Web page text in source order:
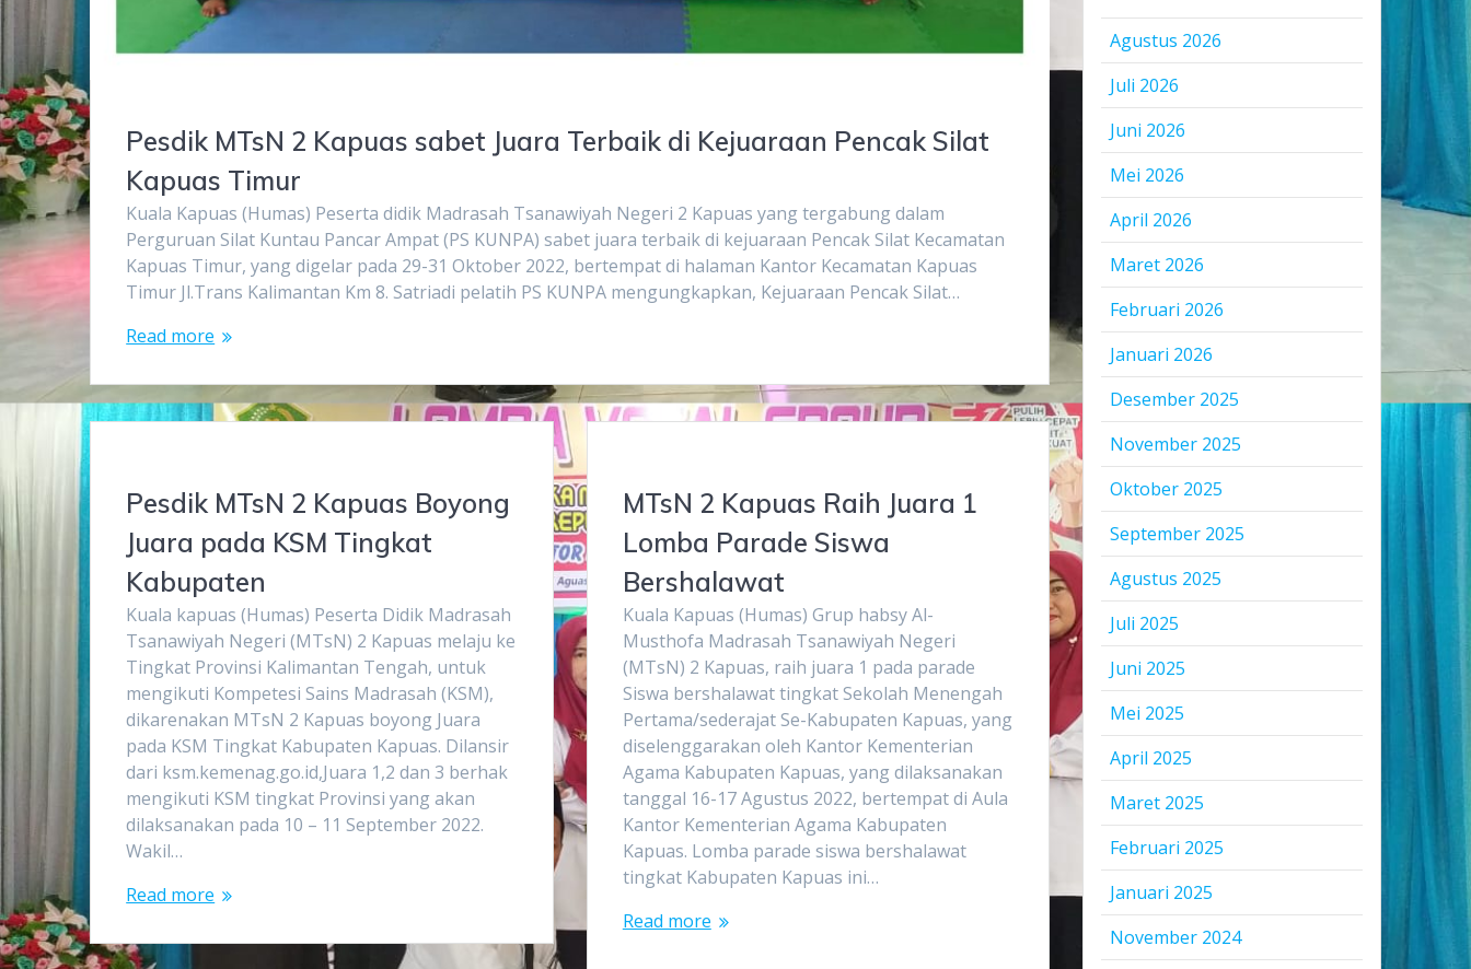
Pesdik MTsN 2 Kapuas sabet Juara Terbaik di Kejuaraan Pencak Silat
Kapuas Timur
Kuala Kapuas (Humas) Peserta didik Madrasah Tsanawiyah Negeri 2 Kapuas yang tergabung dalam
Perguruan Silat Kuntau Pancar Ampat (PS KUNPA) sabet juara terbaik di kejuaraan Pencak Silat Kecamatan
Kapuas Timur, yang digelar pada 29-31 Oktober 2022, bertempat di halaman Kantor Kecamatan Kapuas
Timur Jl.Trans Kalimantan Km 8. Satriadi pelatih PS KUNPA mengungkapkan, Kejuaraan Pencak Silat…
Read more
Pesdik MTsN 2 Kapuas Boyong
Juara pada KSM Tingkat
Kabupaten
Kuala kapuas (Humas) Peserta Didik Madrasah
Tsanawiyah Negeri (MTsN) 2 Kapuas melaju ke
Tingkat Provinsi Kalimantan Tengah, untuk
mengikuti Kompetesi Sains Madrasah (KSM),
dikarenakan MTsN 2 Kapuas boyong Juara
pada KSM Tingkat Kabupaten Kapuas. Dilansir
dari ksm.kemenag.go.id,Juara 1,2 dan 3 berhak
mengikuti KSM tingkat Provinsi yang akan
dilaksanakan pada 10 – 11 September 2022.
Wakil…
Read more
MTsN 2 Kapuas Raih Juara 1
Lomba Parade Siswa
Bershalawat
Kuala Kapuas (Humas) Grup habsy Al-
Musthofa Madrasah Tsanawiyah Negeri
(MTsN) 2 Kapuas, raih juara 1 pada parade
Siswa bershalawat tingkat Sekolah Menengah
Pertama/sederajat Se-Kabupaten Kapuas, yang
diselenggarakan oleh Kantor Kementerian
Agama Kabupaten Kapuas, yang dilaksanakan
tanggal 16-17 Agustus 2022, bertempat di Aula
Kantor Kementerian Agama Kabupaten
Kapuas. Lomba parade siswa bershalawat
tingkat Kabupaten Kapuas ini…
Read more
Agustus 2026
Juli 2026
Juni 2026
Mei 2026
April 2026
Maret 2026
Februari 2026
Januari 2026
Desember 2025
November 2025
Oktober 2025
September 2025
Agustus 2025
Juli 2025
Juni 2025
Mei 2025
April 2025
Maret 2025
Februari 2025
Januari 2025
November 2024